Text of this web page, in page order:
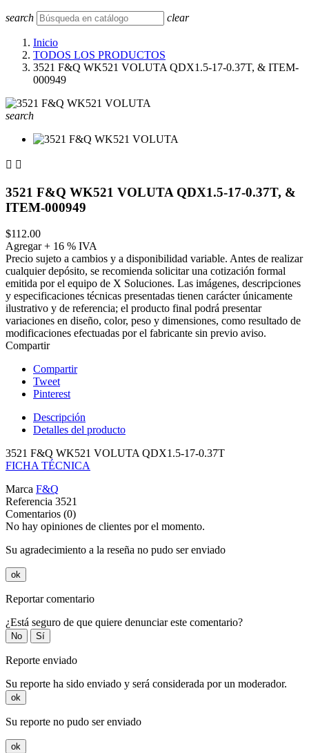
search clear
Inicio
TODOS LOS PRODUCTOS
3521 F&Q WK521 VOLUTA QDX1.5-17-0.37T, & ITEM-
000949
search
 
3521 F&Q WK521 VOLUTA QDX1.5-17-0.37T, &
ITEM-000949
$112.00
Agregar + 16 % IVA
Precio sujeto a cambios y a disponibilidad variable. Antes de realizar
cualquier depósito, se recomienda solicitar una cotización formal
emitida por el equipo de X Soluciones. Las imágenes, descripciones
y especificaciones técnicas presentadas tienen carácter únicamente
ilustrativo y de referencia; el producto final podrá presentar
variaciones en diseño, color, peso y dimensiones, como resultado de
modificaciones efectuadas por el fabricante sin previo aviso.
Compartir
Compartir
Tweet
Pinterest
Descripción
Detalles del producto
3521 F&Q WK521 VOLUTA QDX1.5-17-0.37T
FICHA TÉCNICA
Marca F&Q
Referencia 3521
Comentarios (0)
No hay opiniones de clientes por el momento.
Su agradecimiento a la reseña no pudo ser enviado
ok
Reportar comentario
¿Está seguro de que quiere denunciar este comentario?
No Sí
Reporte enviado
Su reporte ha sido enviado y será considerada por un moderador.
ok
Su reporte no pudo ser enviado
ok